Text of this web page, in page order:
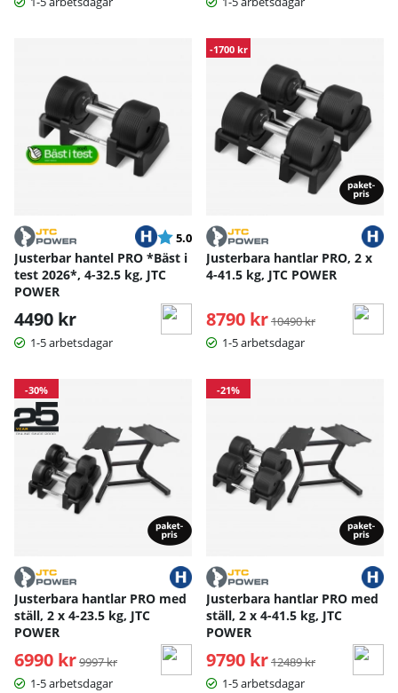
Betyg:
5.0 utav 5 stjärnor
Justerbar hantel PRO *Bäst i
test 2026*, 4-32.5 kg, JTC
POWER
4490 kr
1-5 arbetsdagar
-1700 kr
Justerbara hantlar PRO, 2 x
4-41.5 kg, JTC POWER
8790 kr Ordinarie pris:
10490 kr
1-5 arbetsdagar
-30%
Justerbara hantlar PRO med
ställ, 2 x 4-23.5 kg, JTC
POWER
6990 kr Ordinarie pris:
9997 kr
1-5 arbetsdagar
-21%
Justerbara hantlar PRO med
ställ, 2 x 4-41.5 kg, JTC
POWER
9790 kr Ordinarie pris:
12489 kr
1-5 arbetsdagar